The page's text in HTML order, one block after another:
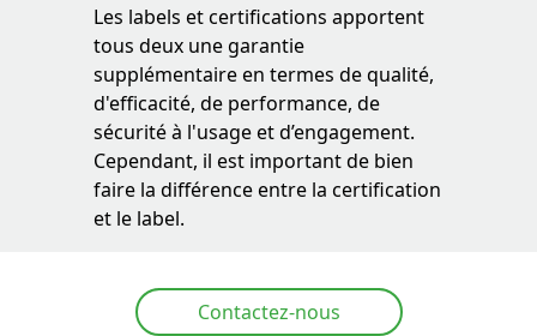
Les labels et certifications apportent
tous deux une garantie
supplémentaire en termes de qualité,
d'efficacité, de performance, de
sécurité à l'usage et d’engagement.
Cependant, il est important de bien
faire la différence entre la certification
et le label.
Contactez-nous